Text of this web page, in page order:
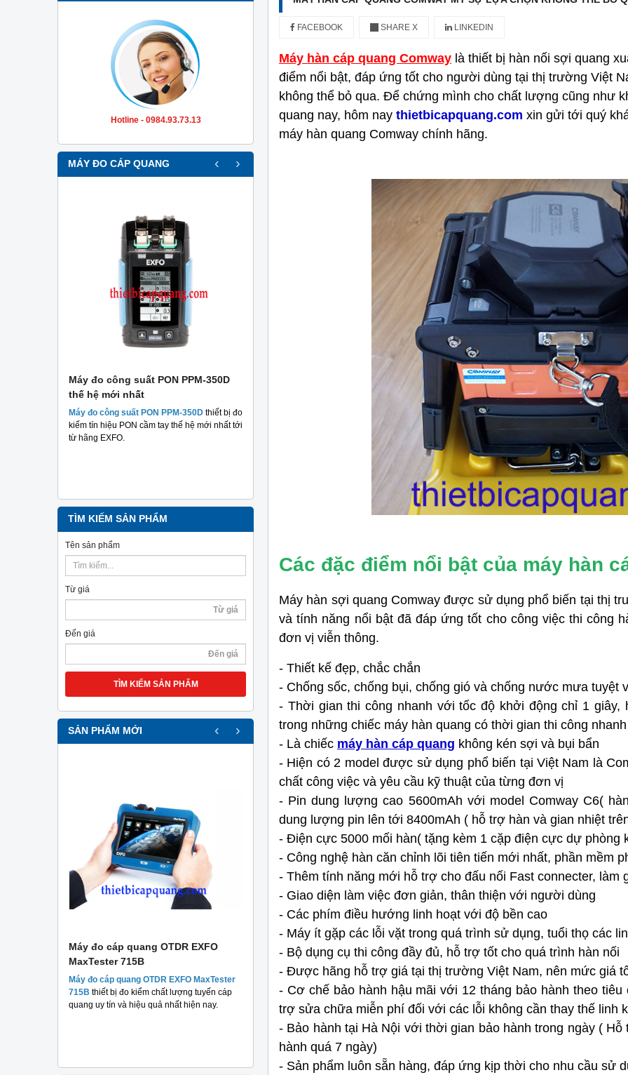
Hotline - 0984.93.73.13
MÁY ĐO CÁP QUANG
Máy đo công suất PON PPM-350D
thế hệ mới nhất
Máy đo công suất PON PPM-350D thiết bị đo
kiểm tín hiệu PON cầm tay thế hệ mới nhất tới
từ hãng EXFO.
Máy đo cáp quang OTDR APL-2 Plus
Máy đo OTDR EXFO MAX-730D –
Giải pháp đột phá cho đo kiểm
mạng cáp quang
Máy đo OTDR EXFO MAX-730D
Giải pháp
đột phá cho đo kiểm mạng cáp quang hiện
nay tại Việt Nam.
‹ ›
TÌM KIẾM SẢN PHẨM
Tên sản phẩm
Từ giá
Đến giá
TÌM KIẾM SẢN PHẨM
SẢN PHẨM MỚI
Máy đo cáp quang OTDR EXFO
MaxTester 715B
Máy đo cáp quang OTDR EXFO MaxTester
715B thiết bị đo kiểm chất lượng tuyến cáp
quang uy tín và hiệu quả nhất hiện nay.
Máy đo cáp quang OTDR EXFO
MaxTester 720C
Máy đo cáp quang OTDR EXFO
MaxTester 720Cthiết bị cho phép
đo tra sợi single mode và multi mode.
Ngoài ra MaxTester 720C cho phép
người dùng đo kiểm trên tuyến có tín
hiệu một cách chính xác và hiệu quả
nhất.
Máy đo cáp quang vạn năng
Explorer chính hãng EXFO
Máy đo cáp quang vạn năng Explorer
bị tới từ hãng EXFO- Canada, sản phẩm
tay nhỏ gọn với nhiều chức năng hiệu
trong thi công viễn thông hiện nay.
‹ ›
FACEBOOK SHARE X LINKEDIN
Máy hàn cáp quang Comway là thiết bị hàn nối sợi quang
điểm nổi bật, đáp ứng tốt cho người dùng tại thị trường Việt
không thể bỏ qua. Để chứng mình cho chất lượng cũng như
quang nay, hôm nay thietbicapquang.com xin gửi tới quý
máy hàn quang Comway chính hãng.
Các đặc điểm nổi bật của máy hàn
Máy hàn sợi quang Comway được sử dụng phổ biến tại thị
và tính năng nổi bật đã đáp ứng tốt cho công việc thi công
đơn vị viễn thông.
- Thiết kế đẹp, chắc chắn
- Chống sốc, chống bụi, chống gió và chống nước mưa tuyệt
- Thời gian thi công nhanh với tốc độ khởi động chỉ 1
trong những chiếc máy hàn quang có thời gian thi công
- Là chiếc máy hàn cáp quang không kén sợi và bụi bẩn
- Hiện có 2 model được sử dụng phổ biến tại Việt Nam là
chất công việc và yêu cầu kỹ thuật của từng đơn vị
- Pin dung lượng cao 5600mAh với model Comway C6(
dung lượng pin lên tới 8400mAh ( hỗ trợ hàn và gian nhiệt
- Điện cực 5000 mối hàn( tặng kèm 1 cặp điện cực dự phòng
- Công nghệ hàn căn chỉnh lõi tiên tiến mới nhất, phần mềm
- Thêm tính năng mới hỗ trợ cho đấu nối Fast connecter, làm
- Giao diện làm việc đơn giản, thân thiện với người dùng
- Các phím điều hướng linh hoạt với độ bền cao
- Máy ít gặp các lỗi vặt trong quá trình sử dụng, tuổi thọ các
- Bộ dụng cụ thi công đầy đủ, hỗ trợ tốt cho quá trình hàn nối
- Được hãng hỗ trợ giá tại thị trường Việt Nam, nên mức giá
- Cơ chế bảo hành hậu mãi với 12 tháng bảo hành theo
trợ sửa chữa miễn phí đối với các lỗi không cần thay thế linh
- Bảo hành tại Hà Nội với thời gian bảo hành trong ngày (
hành quá 7 ngày)
- Sản phẩm luôn sẵn hàng, đáp ứng kịp thời cho nhu cầu sử